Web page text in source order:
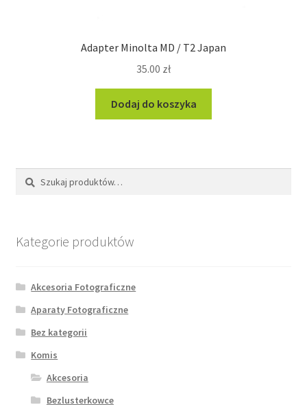
Adapter Minolta MD / T2 Japan
35.00 zł
Dodaj do koszyka
Szukaj:
Szukaj
Kategorie produktów
Akcesoria Fotograficzne
Aparaty Fotograficzne
Bez kategorii
Komis
Akcesoria
Bezlusterkowce